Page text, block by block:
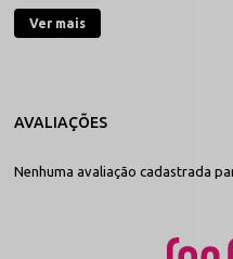
fivelas de metal nas
cintura perfeitamente
inteligente abraça os
sem apertar.
A maleabilidade e a densidade
autêntica lingerie sexy que
Ver mais
Nenhuma avaliação cadastrada